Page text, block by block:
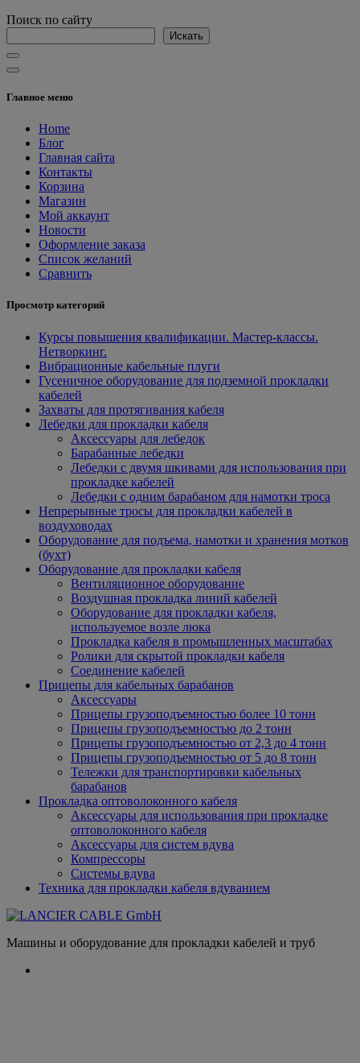
Поиск по сайту
Искать
Главное меню
Home
Блог
Главная сайта
Контакты
Корзина
Магазин
Мой аккаунт
Новости
Оформление заказа
Список желаний
Сравнить
Просмотр категорий
Курсы повышения квалификации. Мастер-классы.
Нетворкинг.
Вибрационные кабельные плуги
Гусеничное оборудование для подземной прокладки
кабелей
Захваты для протягивания кабеля
Лебедки для прокладки кабеля
Аксессуары для лебедок
Барабанные лебедки
Лебедки с двумя шкивами для использования при
прокладке кабелей
Лебедки с одним барабаном для намотки троса
Непрерывные тросы для прокладки кабелей в
воздуховодах
Оборудование для подъема, намотки и хранения мотков
(бухт)
Оборудование для прокладки кабеля
Вентиляционное оборудование
Воздушная прокладка линий кабелей
Оборудование для прокладки кабеля,
используемое возле люка
Прокладка кабеля в промышленных масштабах
Ролики для скрытой прокладки кабеля
Соединение кабелей
Прицепы для кабельных барабанов
Аксессуары
Прицепы грузоподъемностью более 10 тонн
Прицепы грузоподъемностью до 2 тонн
Прицепы грузоподъемностью от 2,3 до 4 тонн
Прицепы грузоподъемностью от 5 до 8 тонн
Тележки для транспортировки кабельных
барабанов
Прокладка оптоволоконного кабеля
Аксессуары для использования при прокладке
оптоволоконного кабеля
Аксессуары для систем вдува
Компрессоры
Системы вдува
Техника для прокладки кабеля вдуванием
Машины и оборудование для прокладки кабелей и труб